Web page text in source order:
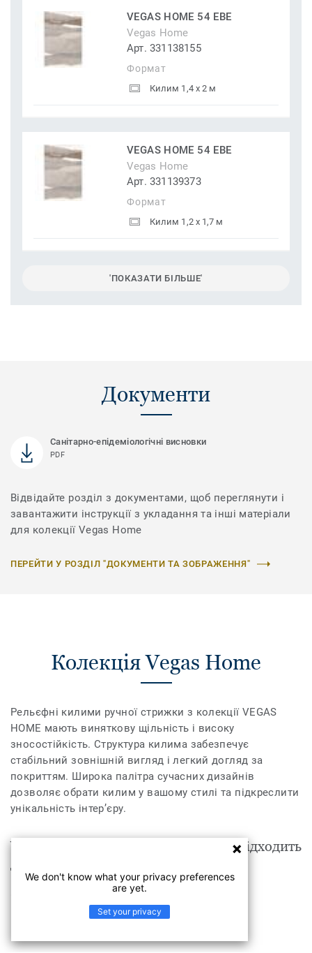
VEGAS HOME 54 EBE
Vegas Home
Арт. 331138155
Формат
Килим 1,4 x 2 м
VEGAS HOME 54 EBE
Vegas Home
Арт. 331139373
Формат
Килим 1,2 x 1,7 м
'ПОКАЗАТИ БІЛЬШЕ'
Документи
Санітарно-епідеміологічні висновки
PDF
Відвідайте розділ з документами, щоб переглянути і
завантажити інструкції з укладання та інші матеріали
для колекції Vegas Home
ПЕРЕЙТИ У РОЗДІЛ "ДОКУМЕНТИ ТА ЗОБРАЖЕННЯ"
Колекція Vegas Home
Рельєфні килими ручної стрижки з колекції VEGAS
HOME мають виняткову щільність і високу
зносостійкість. Структура килима забезпечує
стабільний зовнішній вигляд і легкий догляд за
покриттям. Широка палітра сучасних дизайнів
дозволяє обрати килим у вашому стилі та підкреслити
унікальність інтер’єру.
Vegas Home VEGAS HOME 54 EBE підходить
Побутові приміщення
We don't know what your privacy preferences
are yet.
Set your privacy